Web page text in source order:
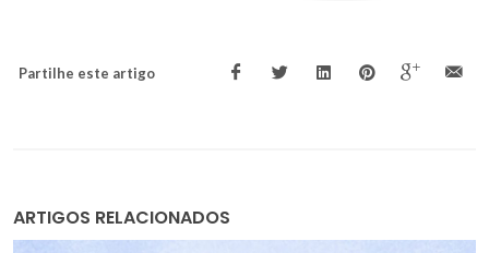
Partilhe este artigo
ARTIGOS RELACIONADOS